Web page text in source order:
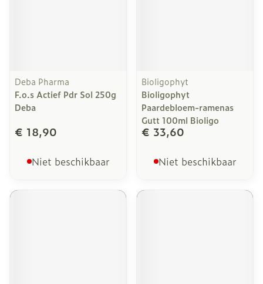
Deba Pharma
F.o.s Actief Pdr Sol 250g
Deba
€ 18,90
Niet beschikbaar
Bioligophyt
Bioligophyt
Paardebloem-ramenas
Gutt 100ml Bioligo
€ 33,60
Niet beschikbaar